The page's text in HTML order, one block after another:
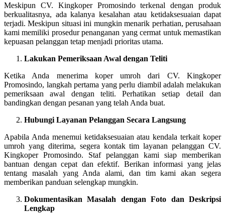
Meskipun CV. Kingkoper Promosindo terkenal dengan produk
berkualitasnya, ada kalanya kesalahan atau ketidaksesuaian dapat
terjadi. Meskipun situasi ini mungkin menarik perhatian, perusahaan
kami memiliki prosedur penanganan yang cermat untuk memastikan
kepuasan pelanggan tetap menjadi prioritas utama.
Lakukan Pemeriksaan Awal dengan Teliti
Ketika Anda menerima koper umroh dari CV. Kingkoper
Promosindo, langkah pertama yang perlu diambil adalah melakukan
pemeriksaan awal dengan teliti. Perhatikan setiap detail dan
bandingkan dengan pesanan yang telah Anda buat.
Hubungi Layanan Pelanggan Secara Langsung
Apabila Anda menemui ketidaksesuaian atau kendala terkait koper
umroh yang diterima, segera kontak tim layanan pelanggan CV.
Kingkoper Promosindo. Staf pelanggan kami siap memberikan
bantuan dengan cepat dan efektif. Berikan informasi yang jelas
tentang masalah yang Anda alami, dan tim kami akan segera
memberikan panduan selengkap mungkin.
Dokumentasikan Masalah dengan Foto dan Deskripsi
Lengkap